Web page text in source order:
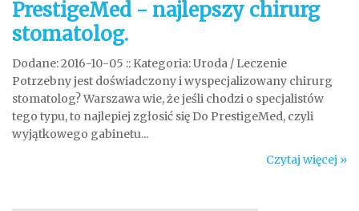
PrestigeMed - najlepszy chirurg
stomatolog.
Dodane: 2016-10-05 :: Kategoria: Uroda / Leczenie
Potrzebny jest doświadczony i wyspecjalizowany chirurg
stomatolog? Warszawa wie, że jeśli chodzi o specjalistów
tego typu, to najlepiej zgłosić się Do PrestigeMed, czyli
wyjątkowego gabinetu...
Czytaj więcej »